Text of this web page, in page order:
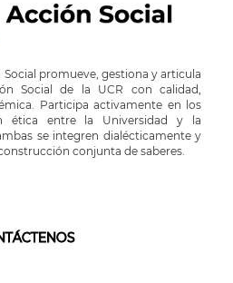
promueve, gestiona y articula
Social de la UCR con calidad,
Participa activamente en los
ética entre la Universidad y la
se integren dialécticamente y
conjunta de saberes.